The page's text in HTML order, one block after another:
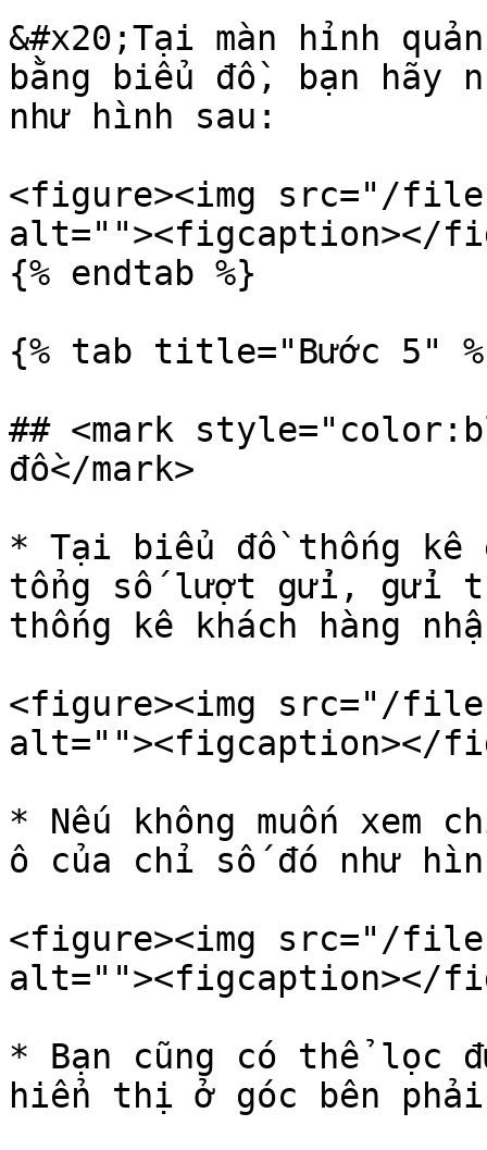
&#x20;Tại màn hỉnh
bằng biểu đồ, bạn hãy
như hình sau:
<figure><img src="/files/
alt=""><figcaption></
{% endtab %}
{% tab title="Bước 5"
## <mark
đồ</mark>
* Tại biểu đồ thống kê
tổng số lượt gửi, gửi
thống kê khách hàng
<figure><img src="/files/
alt=""><figcaption></
* Nếu không muốn xem
ô của chỉ số đó như
<figure><img src="/files/
alt=""><figcaption></
* Bạn cũng có thể lọc
hiển thị ở góc bên phải